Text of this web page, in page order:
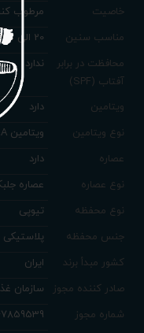
خاصیت
مرطوب
مناسب سنین
20 الی 35 سال
محافظت در برابر
آفتاب (SPF)
ندارد
ویتامین
دارد
نوع ویتامین
ویتامین A، ویتامین E
عصاره
دارد
نوع عصاره
عصاره
نوع محفظه
تیوپی
جنس محفظه
پلاستیکی
کشور مبدأ برند
ایران
صادر کننده مجوز
سازمان
شماره مجوز